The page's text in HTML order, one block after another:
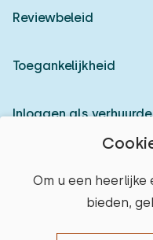
Om u een
bieden,
Reviewbeleid
Toegankelijkheid
Inloggen als